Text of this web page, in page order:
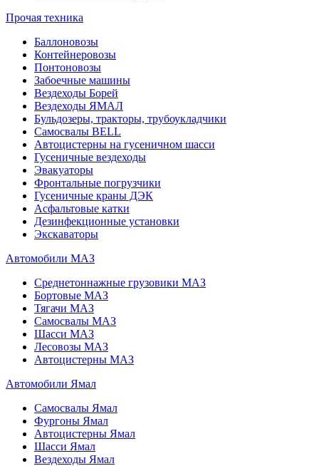
Прочая техника
Баллоновозы
Контейнеровозы
Понтоновозы
Забоечные машины
Вездеходы Борей
Вездеходы ЯМАЛ
Бульдозеры, тракторы, трубоукладчики
Самосвалы BELL
Автоцистерны на гусеничном шасси
Гусеничные вездеходы
Эвакуаторы
Фронтальные погрузчики
Гусеничные краны ДЭК
Асфальтовые катки
Дезинфекционные установки
Экскаваторы
Автомобили МАЗ
Среднетоннажные грузовики МАЗ
Бортовые МАЗ
Тягачи МАЗ
Самосвалы МАЗ
Шасси МАЗ
Лесовозы МАЗ
Автоцистерны МАЗ
Автомобили Ямал
Самосвалы Ямал
Фургоны Ямал
Автоцистерны Ямал
Шасси Ямал
Вездеходы Ямал